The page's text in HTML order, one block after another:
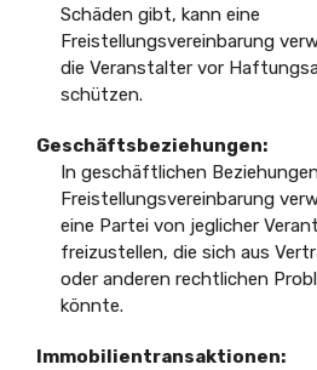
Schäden gibt, kann eine
Freistellungsvereinbarung
die Veranstalter vor
schützen.
Geschäftsbeziehungen:
In geschäftlichen
Freistellungsvereinbarung
eine Partei von jeglicher
freizustellen, die sich aus
oder anderen rechtlichen
könnte.
Immobilientransaktionen: